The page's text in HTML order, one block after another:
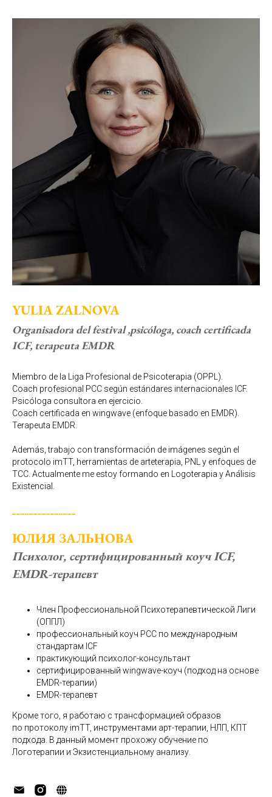
YULIA ZALNOVA
Organisadora del festival ,psicóloga, coach certificada
ICF, terapeuta EMDR
Miembro de la Liga Profesional de Psicoterapia (OPPL).
Coach profesional PCC según estándares internacionales ICF.
Psicóloga consultora en ejercicio.
Coach certificada en wingwave (enfoque basado en EMDR).
Terapeuta EMDR.
Además, trabajo con transformación de imágenes según el
protocolo imTT, herramientas de arteterapia, PNL y enfoques de
TCC. Actualmente me estoy formando en Logoterapia y Análisis
Existencial.
ЮЛИЯ ЗАЛЬНОВА
Психолог, сертифицированный коуч ICF,
EMDR-терапевт
Член Профессиональной Психотерапевтической Лиги
(ОППЛ)
профессиональный коуч PCC по международным
стандартам ICF
практикующий психолог-консультант
сертифицированный wingwave-коуч (подход на основе
EMDR-терапии)
EMDR-терапевт
Кроме того, я работаю с трансформацией образов
по протоколу imTT, инструментами арт-терапии, НЛП, КПТ
подхода. В данный момент прохожу обучение по
Логотерапии и Экзистенциальному анализу.